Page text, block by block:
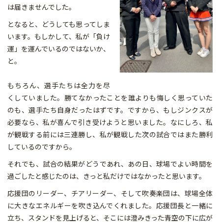
は届きませんでした。
となると、どうしても思ってしま
います。もしかして、私が「負け
運」を運んでいるのではないか、
と。
もちろん、選手たちは全力を尽
くしていました。勝てなかったことを誰よりも悔しく思っていた
のも、選手たち自身だったはずです。ですから、もしジンクスが
必要なら、私が喜んで引き受けようと思いました。なにしろ、私
が観戦する前には三連勝し、私が観戦した次の試合ではまた勝利
しているのですから。
それでも、試合の結果がどうであれ、あの日、球場でよい時間を
過ごしたと感じたのは、きっと私だけではなかったと思います。
応援団のリーダー、チアリーダー、そして吹奏楽団は、球場全体
に大きなエネルギーを吹き込んでくれました。応援団長と一緒に
立ち、スタンドを見上げると、そこには澄みきった青空の下に広が